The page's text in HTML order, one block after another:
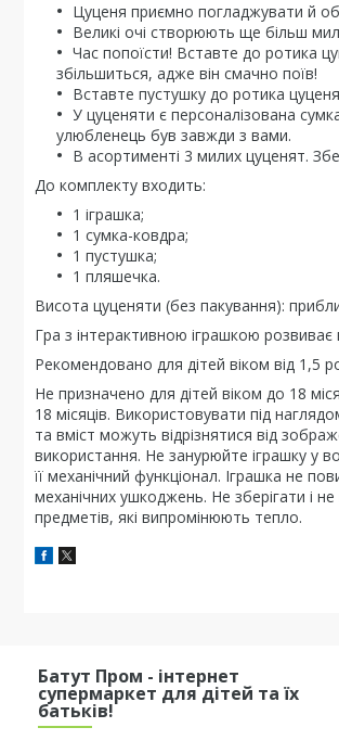
Цуценя приємно погладжувати й
Великі очі створюють ще більш
Час попоїсти! Вставте до ротика
збільшиться, адже він смачно поїв!
Вставте пустушку до ротика
У цуценяти є персоналізована
улюбленець був завжди з вами.
В асортименті 3 милих цуценят.
До комплекту входить:
1 іграшка;
1 сумка-ковдра;
1 пустушка;
1 пляшечка.
Висота цуценяти (без пакування):
Гра з інтерактивною іграшкою розвиває
Рекомендовано для дітей віком від 1,5
Не призначено для дітей віком до 18
18 місяців. Використовувати під
та вміст можуть відрізнятися від
використання. Не занурюйте іграшку у
її механічний функціонал. Іграшка не
механічних ушкоджень. Не зберігати і
предметів, які випромінюють тепло.
Батут Пром - інтернет
супермаркет для дітей та їх
батьків!